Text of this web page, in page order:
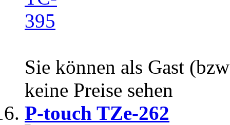
Sie können als Gast
keine Preise sehen
P-touch TZe-262